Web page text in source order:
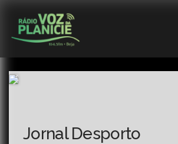
Jornal Desporto